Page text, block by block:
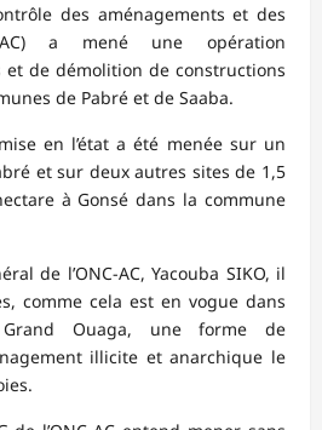
des aménagements et des
AC) a mené une opération
et de démolition de constructions
de Pabré et de Saaba.
en l’état a été menée sur un
et sur deux autres sites de 1,5
à Gonsé dans la commune
de l’ONC-AC, Yacouba SIKO, il
comme cela est en vogue dans
Ouaga, une forme de
illicite et anarchique le